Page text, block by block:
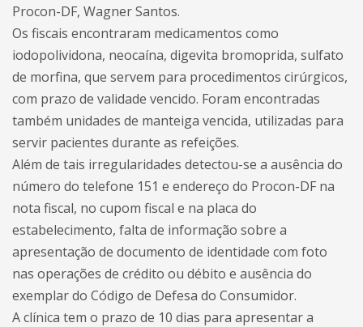
Procon-DF, Wagner Santos.
Os fiscais encontraram medicamentos como
iodopolividona, neocaína, digevita bromoprida, sulfato
de morfina, que servem para procedimentos cirúrgicos,
com prazo de validade vencido. Foram encontradas
também unidades de manteiga vencida, utilizadas para
servir pacientes durante as refeições.
Além de tais irregularidades detectou-se a ausência do
número do telefone 151 e endereço do Procon-DF na
nota fiscal, no cupom fiscal e na placa do
estabelecimento, falta de informação sobre a
apresentação de documento de identidade com foto
nas operações de crédito ou débito e ausência do
exemplar do Código de Defesa do Consumidor.
A clínica tem o prazo de 10 dias para apresentar a